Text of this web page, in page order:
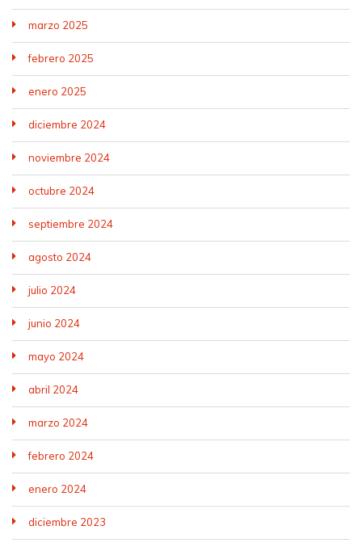
marzo 2025
febrero 2025
enero 2025
diciembre 2024
noviembre 2024
octubre 2024
septiembre 2024
agosto 2024
julio 2024
junio 2024
mayo 2024
abril 2024
marzo 2024
febrero 2024
enero 2024
diciembre 2023